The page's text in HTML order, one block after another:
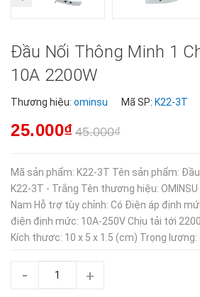
Đầu Nối Thông Minh 1
10A 2200W
Thương hiệu: ominsu Mã SP: K22-3T
25.000₫45.000₫
Mã sản phẩm: K22-3T Tên sản phẩm:
K22-3T - Trắng Tên thương hiệu:
Nam Hỗ trợ tùy chỉnh: Có Điện áp định
điện định mức: 10A-250V Chịu tải tới
Kích thươc: 10 x 5 x 1.5 (cm) Trọng lượng:
- +